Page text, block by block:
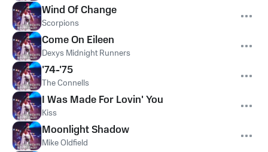
Wind Of Change
Scorpions
Come On Eileen
Dexys Midnight Runners
'74-'75
The Connells
I Was Made For Lovin' You
Kiss
Moonlight Shadow
Mike Oldfield